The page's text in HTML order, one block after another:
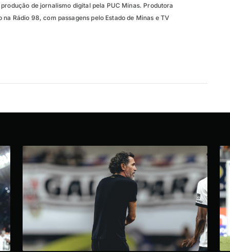
de jornalismo digital pela PUC Minas. Produtora
Rádio 98, com passagens pelo Estado de Minas e TV